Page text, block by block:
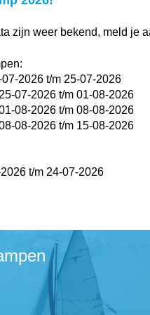
zijn weer bekend, meld je
2026 t/m 25-07-2026
07-2026 t/m 01-08-2026
08-2026 t/m 08-08-2026
08-2026 t/m 15-08-2026
t/m 24-07-2026